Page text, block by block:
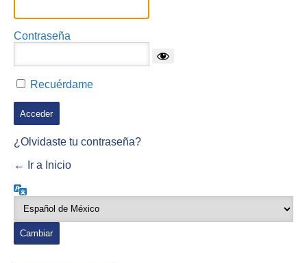
Contraseña
Recuérdame
¿Olvidaste tu contraseña?
← Ir a Inicio